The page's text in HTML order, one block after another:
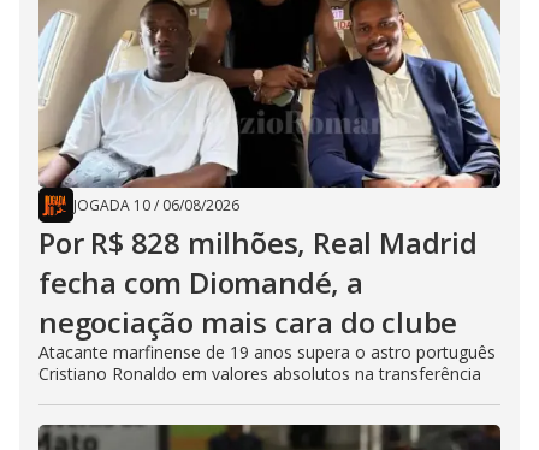
JOGADA 10/ 06/08/2026
Por R$ 828 milhões, Real Madrid
fecha com Diomandé, a
negociação mais cara do clube
Atacante marfinense de 19 anos supera o astro português
Cristiano Ronaldo em valores absolutos na transferência